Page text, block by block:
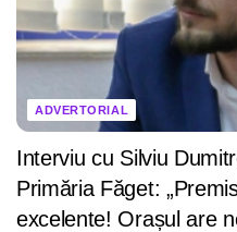
ADVERTORIAL
Interviu cu Silviu
Primăria Făget:
excelente! Orașul are